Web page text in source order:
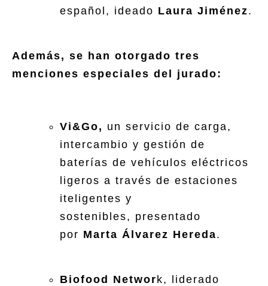
español, ideado Laura Jiménez.
Además, se han otorgado tres
menciones especiales del jurado:
Vi&Go, un servicio de carga,
intercambio y gestión de
baterías de vehículos eléctricos
ligeros a través de estaciones
iteligentes y
sostenibles, presentado
por Marta Álvarez Hereda.
Biofood Network, liderado